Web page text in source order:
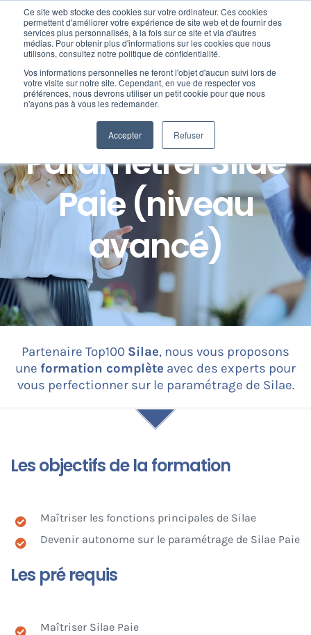
Ce site web stocke des cookies sur votre ordinateur. Ces cookies
permettent d'améliorer votre expérience de site web et de fournir des
services plus personnalisés, à la fois sur ce site et via d'autres
médias. Pour obtenir plus d'informations sur les cookies que nous
utilisons, consultez notre politique de confidentialité.
Vos informations personnelles ne feront l'objet d'aucun suivi lors de
votre visite sur notre site. Cependant, en vue de respecter vos
préférences, nous devrons utiliser un petit cookie pour que nous
n'ayons pas à vous les redemander.
Accepter Refuser
Passer
contenu
Nos offres
Formation
Nos clients
Fortify
Ressources
Support
CONNEXION
Formation Paie :
Paramétrer Silae
Paie (niveau
avancé)
Partenaire Top100 Silae, nous vous proposons
une formation complète avec des experts pour
vous perfectionner sur le paramétrage de Silae.
Les objectifs de la formation
Maîtriser les fonctions principales de Silae
Devenir autonome sur le paramétrage de Silae Paie
Les pré requis
Maîtriser Silae Paie